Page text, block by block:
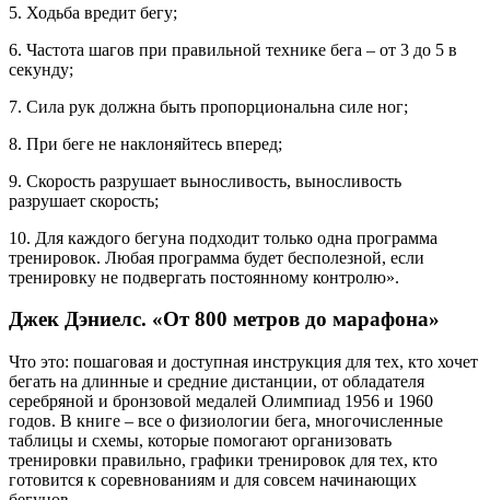
5. Ходьба вредит бегу;
6. Частота шагов при правильной технике бега – от 3 до 5 в
секунду;
7. Сила рук должна быть пропорциональна силе ног;
8. При беге не наклоняйтесь вперед;
9. Скорость разрушает выносливость, выносливость
разрушает скорость;
10. Для каждого бегуна подходит только одна программа
тренировок. Любая программа будет бесполезной, если
тренировку не подвергать постоянному контролю».
Джек Дэниелс. «От 800 метров до марафона»
Что это: пошаговая и доступная инструкция для тех, кто хочет
бегать на длинные и средние дистанции, от обладателя
серебряной и бронзовой медалей Олимпиад 1956 и 1960
годов. В книге – все о физиологии бега, многочисленные
таблицы и схемы, которые помогают организовать
тренировки правильно, графики тренировок для тех, кто
готовится к соревнованиям и для совсем начинающих